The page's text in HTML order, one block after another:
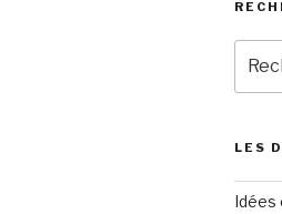
pour
:
LES
Idées